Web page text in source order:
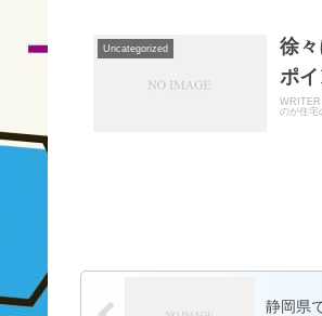
Uncategorized
徐
ポ
WRITER
のが住宅
静岡県